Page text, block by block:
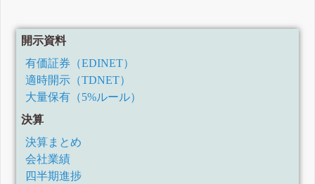
開示資料
有価証券（EDINET）
適時開示（TDNET）
大量保有（5%ルール）
決算
決算まとめ
会社業績
四半期進捗